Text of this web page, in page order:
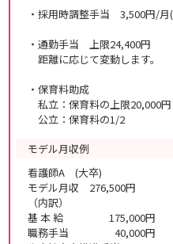
・採用時調整手当 3,500円/月
・通勤手当 上限24,400円
距離に応じて変動します。
・保育料助成
私立：保育料の上限20,000
公立：保育料の1/2
モデル月収例
看護師A (大卒)
モデル月収 276,500円
（内訳）
基 本 給 175,000円
職務手当 40,000円